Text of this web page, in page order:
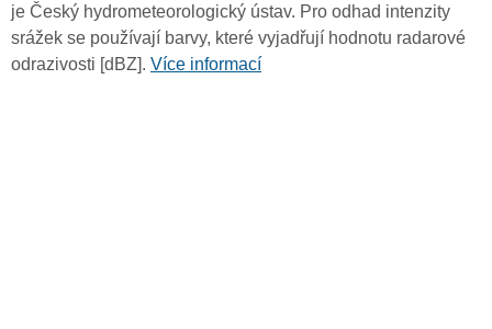
je Český hydrometeorologický ústav. Pro odhad intenzity
srážek se používají barvy, které vyjadřují hodnotu radarové
odrazivosti [dBZ]. Více informací